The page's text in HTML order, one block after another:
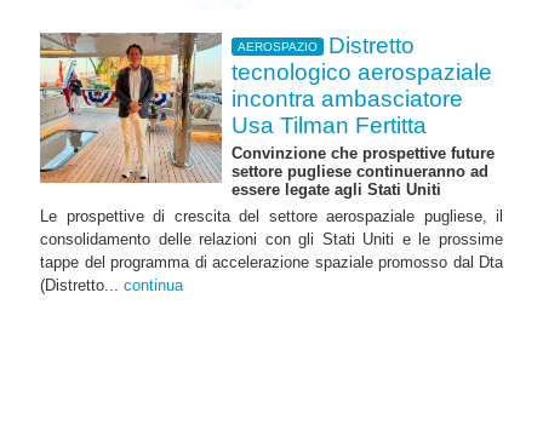
AEROSPAZIO
Distretto
tecnologico aerospaziale
incontra ambasciatore
Usa Tilman Fertitta
Convinzione che prospettive future
settore pugliese continueranno ad
essere legate agli Stati Uniti
Le prospettive di crescita del settore aerospaziale pugliese, il
consolidamento delle relazioni con gli Stati Uniti e le prossime
tappe del programma di accelerazione spaziale promosso dal Dta
(Distretto... continua